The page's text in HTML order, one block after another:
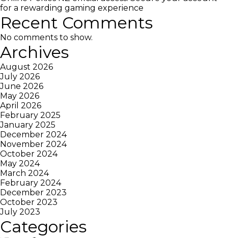
for a rewarding gaming experience
Recent Comments
No comments to show.
Archives
August 2026
July 2026
June 2026
May 2026
April 2026
February 2025
January 2025
December 2024
November 2024
October 2024
May 2024
March 2024
February 2024
December 2023
October 2023
July 2023
Categories